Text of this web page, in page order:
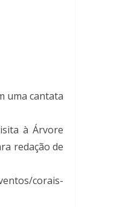
uma cantata
à Árvore
redação de
corais-